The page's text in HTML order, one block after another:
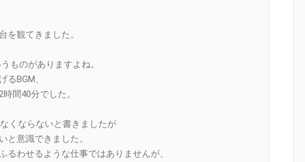
を観てきました。
ものがありますよね。
BGM、
間40分でした。
くならないと書きましたが
と意識できました。
わせるような仕事ではありませんが、